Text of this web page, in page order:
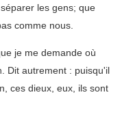
les gens; que
comme nous.
je me demande où
Dit autrement : puisqu'il
ces dieux, eux, ils sont